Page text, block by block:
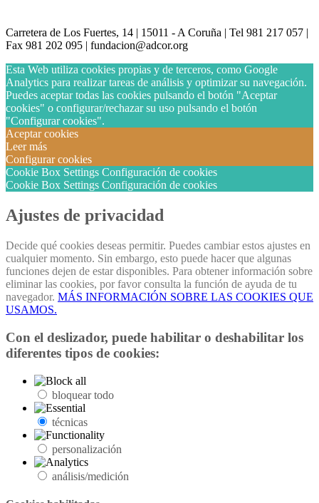
Carretera de Los Fuertes, 14 | 15011 - A Coruña | Tel 981 217 057 |
Fax 981 202 095 | fundacion@adcor.org
Esta Web utiliza cookies propias y de terceros, como Google
Analytics para realizar tareas de análisis y optimizar su navegación.
Puedes aceptar todas las cookies pulsando el botón "Aceptar
cookies" o configurar/rechazar su uso pulsando el botón
"Configurar cookies".
Aceptar cookies
Leer más
Configurar cookies
Cookie Box Settings Configuración de cookies
Cookie Box Settings Configuración de cookies
Ajustes de privacidad
Decide qué cookies deseas permitir. Puedes cambiar estos ajustes en
cualquier momento. Sin embargo, esto puede hacer que algunas
funciones dejen de estar disponibles. Para obtener información sobre
eliminar las cookies, por favor consulta la función de ayuda de tu
navegador. MÁS INFORMACIÓN SOBRE LAS COOKIES QUE
USAMOS.
Con el deslizador, puede habilitar o deshabilitar los
diferentes tipos de cookies:
bloquear todo
técnicas
personalización
análisis/medición